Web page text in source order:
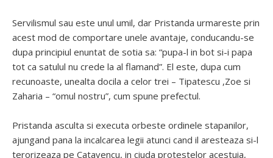
Servilismul sau este unul umil, dar Pristanda urmareste prin
acest mod de comportare unele avantaje, conducandu-se
dupa principiul enuntat de sotia sa: “pupa-l in bot si-i papa
tot ca satulul nu crede la al flamand”. El este, dupa cum
recunoaste, unealta docila a celor trei – Tipatescu ,Zoe si
Zaharia – “omul nostru”, cum spune prefectul.
Pristanda asculta si executa orbeste ordinele stapanilor,
ajungand pana la incalcarea legii atunci cand il aresteaza si-l
terorizeaza pe Catavencu, in ciuda protestelor acestuia,